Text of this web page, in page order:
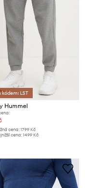
kódem: LST
Hummel
cena:1799 Kč
cena:1499 Kč